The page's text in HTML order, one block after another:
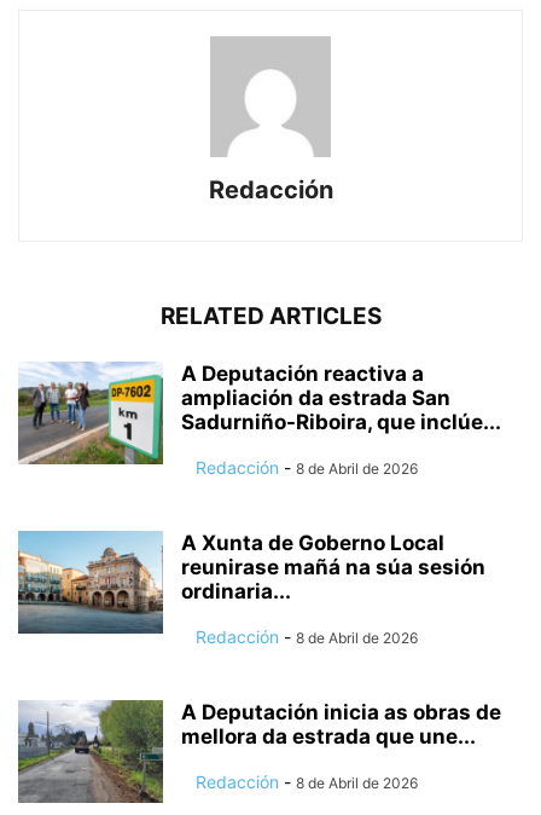
Redacción
RELATED ARTICLES
A Deputación reactiva a
ampliación da estrada San
Sadurniño-Riboira, que inclúe...
Redacción - 8 de Abril de 2026
A Xunta de Goberno Local
reunirase mañá na súa sesión
ordinaria...
Redacción - 8 de Abril de 2026
A Deputación inicia as obras de
mellora da estrada que une...
Redacción - 8 de Abril de 2026